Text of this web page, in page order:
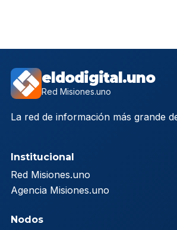
eldodigital.uno
Red Misiones.uno
La red de información más grande
Institucional
Red Misiones.uno
Agencia Misiones.uno
Nodos